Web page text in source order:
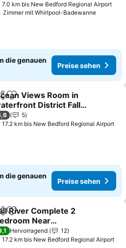
7.0 km bis New Bedford Regional Airport
Zimmer mit Whirlpool-Badewanne
die genauen
Preise sehen
Zu Favoriten hinzufügen
Views Room in
District Fall
5
17.2 km bis New Bedford Regional Airport
die genauen
Preise sehen
Zu Favoriten hinzufügen
River Complete 2
Near
Hervorragend
12
17.2 km bis New Bedford Regional Airport